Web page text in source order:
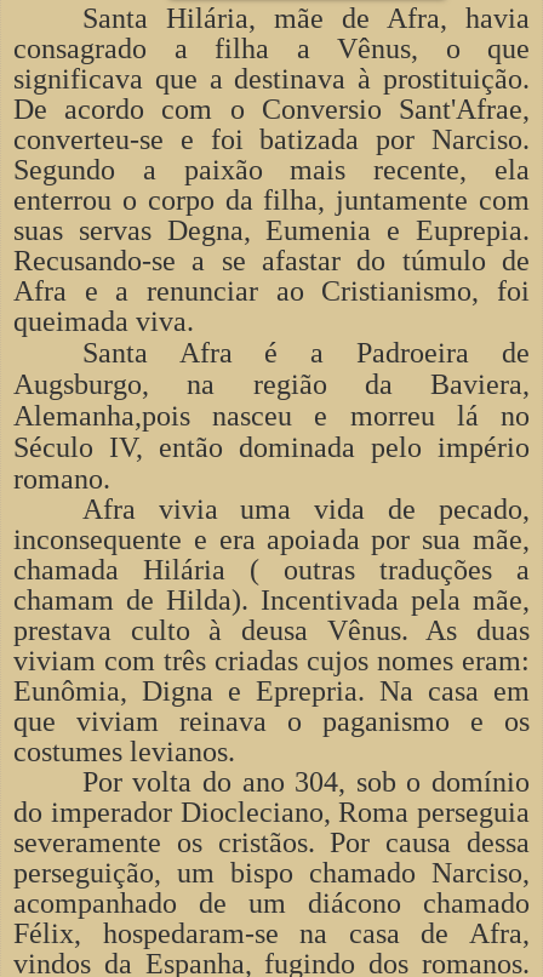
Santa Hilária, mãe de Afra, havia
consagrado a filha a Vênus, o que
significava que a destinava à prostituição.
De acordo com o Conversio Sant'Afrae,
converteu-se e foi batizada por Narciso.
Segundo a paixão mais recente, ela
enterrou o corpo da filha, juntamente com
suas servas Degna, Eumenia e Euprepia.
Recusando-se a se afastar do túmulo de
Afra e a renunciar ao Cristianismo, foi
queimada viva.
Santa Afra é a Padroeira de
Augsburgo, na região da Baviera,
Alemanha,pois nasceu e morreu lá no
Século IV, então dominada pelo império
romano.
Afra vivia uma vida de pecado,
inconsequente e era apoiada por sua mãe,
chamada Hilária ( outras traduções a
chamam de Hilda). Incentivada pela mãe,
prestava culto à deusa Vênus. As duas
viviam com três criadas cujos nomes eram:
Eunômia, Digna e Eprepria. Na casa em
que viviam reinava o paganismo e os
costumes levianos.
Por volta do ano 304, sob o domínio
do imperador Diocleciano, Roma perseguia
severamente os cristãos. Por causa dessa
perseguição, um bispo chamado Narciso,
acompanhado de um diácono chamado
Félix, hospedaram-se na casa de Afra,
vindos da Espanha, fugindo dos romanos.